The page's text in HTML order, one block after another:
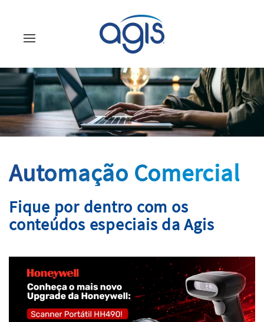
Automação Comercial
Fique por dentro com os
conteúdos especiais da Agis